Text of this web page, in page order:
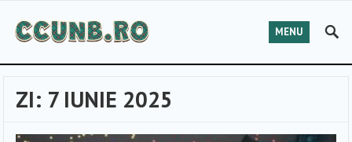
MENU
ZI: 7 IUNIE 2025